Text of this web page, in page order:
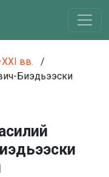
вв.
/
Биэдьээски